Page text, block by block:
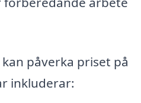
påverka priset på
inkluderar: